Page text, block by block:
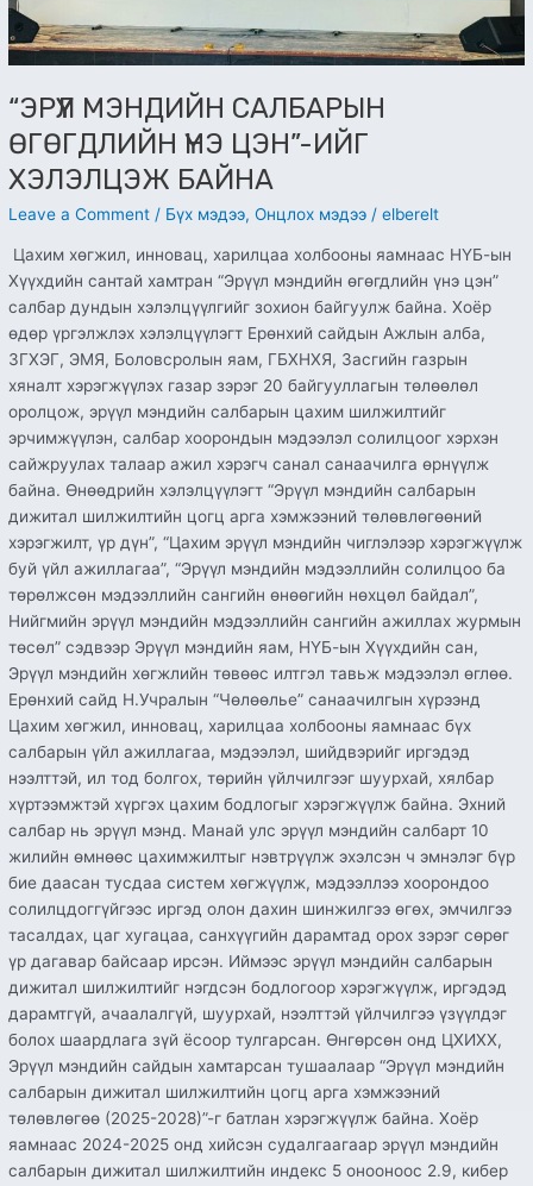
“ЭРҮҮЛ МЭНДИЙН САЛБАРЫН
ӨГӨГДЛИЙН ҮНЭ ЦЭН”-ИЙГ
ХЭЛЭЛЦЭЖ БАЙНА
Leave a Comment / Бүх мэдээ,Онцлох мэдээ /elberelt
Цахим хөгжил, инновац, харилцаа холбооны яамнаас НҮБ-ын
Хүүхдийн сантай хамтран “Эрүүл мэндийн өгөгдлийн үнэ цэн”
салбар дундын хэлэлцүүлгийг зохион байгуулж байна. Хоёр
өдөр үргэлжлэх хэлэлцүүлэгт Ерөнхий сайдын Ажлын алба,
ЗГХЭГ, ЭМЯ, Боловсролын яам, ГБХНХЯ, Засгийн газрын
хяналт хэрэгжүүлэх газар зэрэг 20 байгууллагын төлөөлөл
оролцож, эрүүл мэндийн салбарын цахим шилжилтийг
эрчимжүүлэн, салбар хоорондын мэдээлэл солилцоог хэрхэн
сайжруулах талаар ажил хэрэгч санал санаачилга өрнүүлж
байна. Өнөөдрийн хэлэлцүүлэгт “Эрүүл мэндийн салбарын
дижитал шилжилтийн цогц арга хэмжээний төлөвлөгөөний
хэрэгжилт, үр дүн”, “Цахим эрүүл мэндийн чиглэлээр хэрэгжүүлж
буй үйл ажиллагаа”, “Эрүүл мэндийн мэдээллийн солилцоо ба
төрөлжсөн мэдээллийн сангийн өнөөгийн нөхцөл байдал”,
Нийгмийн эрүүл мэндийн мэдээллийн сангийн ажиллах журмын
төсөл” сэдвээр Эрүүл мэндийн яам, НҮБ-ын Хүүхдийн сан,
Эрүүл мэндийн хөгжлийн төвөөс илтгэл тавьж мэдээлэл өглөө.
Ерөнхий сайд Н.Учралын “Чөлөөлье” санаачилгын хүрээнд
Цахим хөгжил, инновац, харилцаа холбооны яамнаас бүх
салбарын үйл ажиллагаа, мэдээлэл, шийдвэрийг иргэдэд
нээлттэй, ил тод болгох, төрийн үйлчилгээг шуурхай, хялбар
хүртээмжтэй хүргэх цахим бодлогыг хэрэгжүүлж байна. Эхний
салбар нь эрүүл мэнд. Манай улс эрүүл мэндийн салбарт 10
жилийн өмнөөс цахимжилтыг нэвтрүүлж эхэлсэн ч эмнэлэг бүр
бие даасан тусдаа систем хөгжүүлж, мэдээллээ хоорондоо
солилцдоггүйгээс иргэд олон дахин шинжилгээ өгөх, эмчилгээ
тасалдах, цаг хугацаа, санхүүгийн дарамтад орох зэрэг сөрөг
үр дагавар байсаар ирсэн. Иймээс эрүүл мэндийн салбарын
дижитал шилжилтийг нэгдсэн бодлогоор хэрэгжүүлж, иргэдэд
дарамтгүй, ачаалалгүй, шуурхай, нээлттэй үйлчилгээ үзүүлдэг
болох шаардлага зүй ёсоор тулгарсан. Өнгөрсөн онд ЦХИХХ,
Эрүүл мэндийн сайдын хамтарсан тушаалаар “Эрүүл мэндийн
салбарын дижитал шилжилтийн цогц арга хэмжээний
төлөвлөгөө (2025-2028)”-г батлан хэрэгжүүлж байна. Хоёр
яамнаас 2024-2025 онд хийсэн судалгаагаар эрүүл мэндийн
салбарын дижитал шилжилтийн индекс 5 онооноос 2.9, кибер